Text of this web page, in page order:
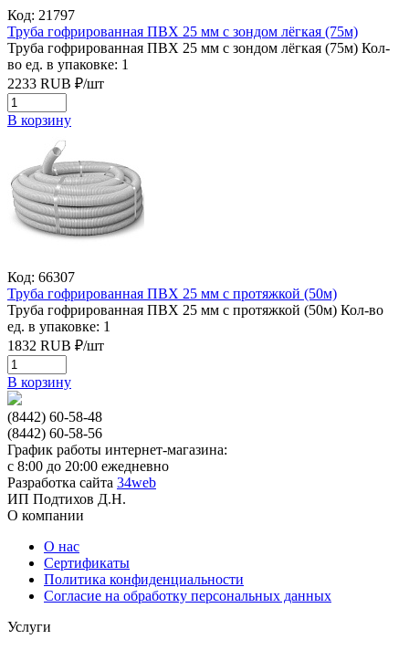
Код: 21797
Труба гофрированная ПВХ 25 мм с зондом лёгкая (75м)
Труба гофрированная ПВХ 25 мм с зондом лёгкая (75м) Кол-
во ед. в упаковке: 1
2233 RUB ₽/шт
В корзину
Код: 66307
Труба гофрированная ПВХ 25 мм с протяжкой (50м)
Труба гофрированная ПВХ 25 мм с протяжкой (50м) Кол-во
ед. в упаковке: 1
1832 RUB ₽/шт
В корзину
(8442) 60-58-48
(8442) 60-58-56
График работы интернет-магазина:
с 8:00 до 20:00 ежедневно
Разработка сайта 34web
ИП Подтихов Д.Н.
О компании
О нас
Сертификаты
Политика конфиденциальности
Согласие на обработку персональных данных
Услуги